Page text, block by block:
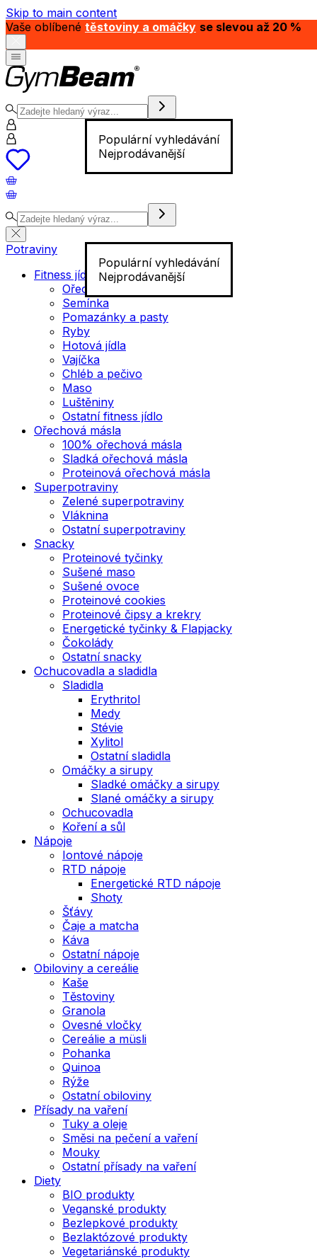
Skip to main content
Vaše oblíbené těstoviny a omáčky se slevou až 20 %
Populární vyhledávání
Nejprodávanější
Populární vyhledávání
Nejprodávanější
Potraviny
Fitness jídlo
Ořechy
Semínka
Pomazánky a pasty
Ryby
Hotová jídla
Vajíčka
Chléb a pečivo
Maso
Luštěniny
Ostatní fitness jídlo
Ořechová másla
100% ořechová másla
Sladká ořechová másla
Proteinová ořechová másla
Superpotraviny
Zelené superpotraviny
Vláknina
Ostatní superpotraviny
Snacky
Proteinové tyčinky
Sušené maso
Sušené ovoce
Proteinové cookies
Proteinové čipsy a krekry
Energetické tyčinky & Flapjacky
Čokolády
Ostatní snacky
Ochucovadla a sladidla
Sladidla
Erythritol
Medy
Stévie
Xylitol
Ostatní sladidla
Omáčky a sirupy
Sladké omáčky a sirupy
Slané omáčky a sirupy
Ochucovadla
Koření a sůl
Nápoje
Iontové nápoje
RTD nápoje
Energetické RTD nápoje
Shoty
Šťávy
Čaje a matcha
Káva
Ostatní nápoje
Obiloviny a cereálie
Kaše
Těstoviny
Granola
Ovesné vločky
Cereálie a müsli
Pohanka
Quinoa
Rýže
Ostatní obiloviny
Přísady na vaření
Tuky a oleje
Směsi na pečení a vaření
Mouky
Ostatní přísady na vaření
Diety
BIO produkty
Veganské produkty
Bezlepkové produkty
Bezlaktózové produkty
Vegetariánské produkty